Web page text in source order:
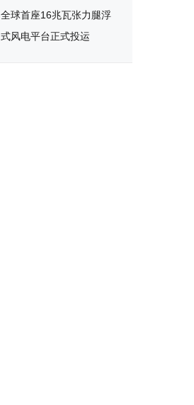
全球首座16兆瓦张力腿浮
式风电平台正式投运